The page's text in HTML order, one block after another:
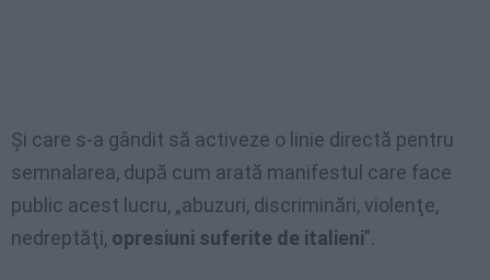
Şi care s-a gândit să activeze o linie directă pentru
semnalarea, după cum arată manifestul care face
public acest lucru, „abuzuri, discriminări, violenţe,
nedreptăţi, opresiuni suferite de italieni”.